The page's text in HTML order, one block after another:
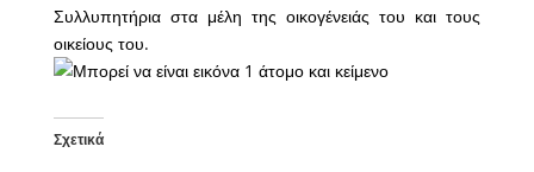
Συλλυπητήρια στα μέλη της οικογένειάς του και τους
οικείους του.
Σχετικά